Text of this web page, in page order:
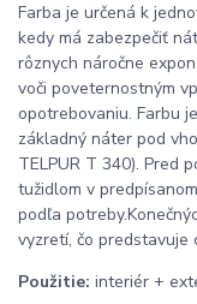
Farba je určená k
kedy má zabezpečiť
rôznych náročne
voči poveternostným
opotrebovaniu. Farbu
základný náter pod
TELPUR T 340). Pred
tužidlom v
podľa
vyzretí, čo predstavuje
Použitie: interiér +